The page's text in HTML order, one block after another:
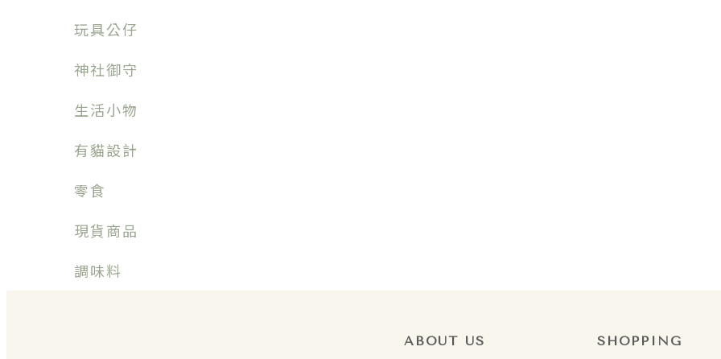
玩具公仔
神社御守
生活小物
有貓設計
零食
現貨商品
調味料
ABOUT US SHOPPING